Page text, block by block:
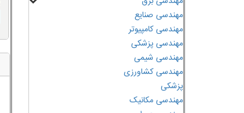
مهندسی صنایع
مهندسی کامپیوتر
مهندسی پزشکی
مهندسی شیمی
مهندسی کشاورزی
پزشکی
مهندسی مکانیک